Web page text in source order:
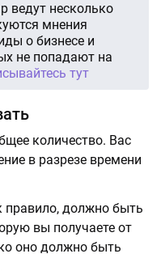
ведут несколько
мнения
о бизнесе и
не попадают на
тут
количество. Вас
в разрезе времени
правило, должно быть
вы получаете от
оно должно быть